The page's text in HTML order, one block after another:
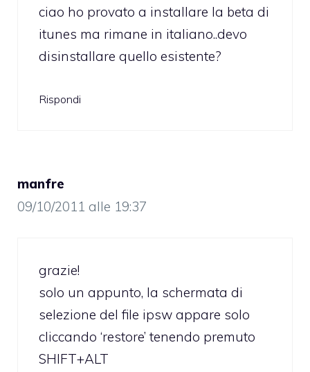
ciao ho provato a installare la beta di
itunes ma rimane in italiano..devo
disinstallare quello esistente?
Rispondi
manfre
09/10/2011 alle 19:37
grazie!
solo un appunto, la schermata di
selezione del file ipsw appare solo
cliccando ‘restore’ tenendo premuto
SHIFT+ALT